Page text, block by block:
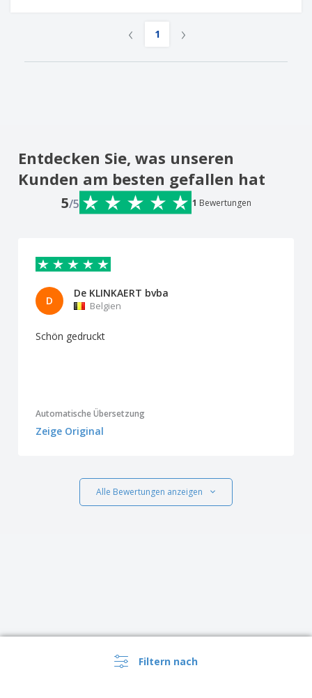
Filtern nach
‹ 1 ›
Entdecken Sie, was unseren
Kunden am besten gefallen hat
5/5 1 Bewertungen
D
De KLINKAERT bvba
Belgien
Schön gedruckt
Automatische Übersetzung
Zeige Original
Alle Bewertungen anzeigen